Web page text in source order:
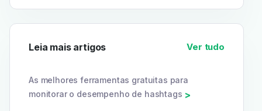
Leia mais artigos Ver tudo
As melhores ferramentas gratuitas para
monitorar o desempenho de hashtags >